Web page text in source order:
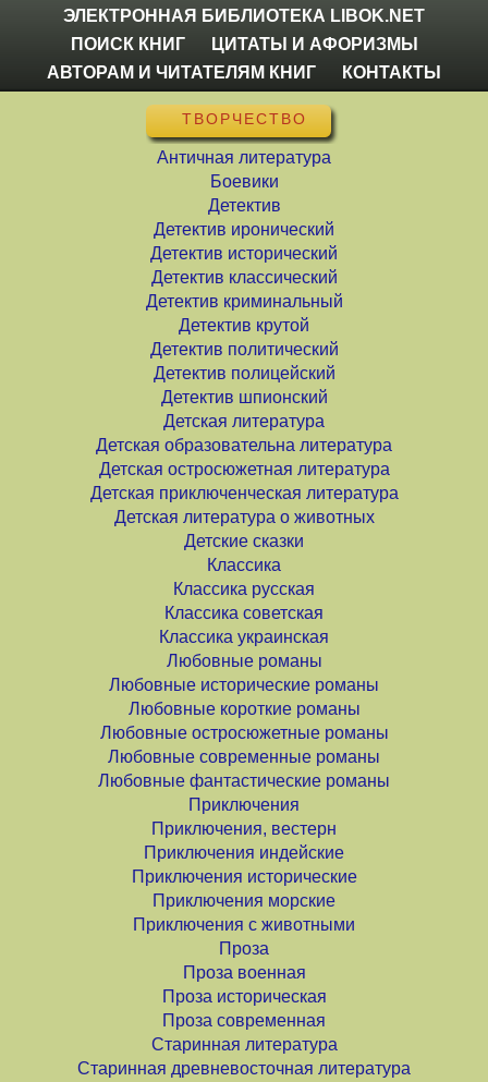
ЭЛЕКТРОННАЯ БИБЛИОТЕКА LIBOK.NET
ПОИСК КНИГ
ЦИТАТЫ И АФОРИЗМЫ
АВТОРАМ И ЧИТАТЕЛЯМ КНИГ
КОНТАКТЫ
ТВОРЧЕСТВО
Античная литература
Боевики
Детектив
Детектив иронический
Детектив исторический
Детектив классический
Детектив криминальный
Детектив крутой
Детектив политический
Детектив полицейский
Детектив шпионский
Детская литература
Детская образовательна литература
Детская остросюжетная литература
Детская приключенческая литература
Детская литература о животных
Детские сказки
Классика
Классика русская
Классика советская
Классика украинская
Любовные романы
Любовные исторические романы
Любовные короткие романы
Любовные остросюжетные романы
Любовные современные романы
Любовные фантастические романы
Приключения
Приключения, вестерн
Приключения индейские
Приключения исторические
Приключения морские
Приключения с животными
Проза
Проза военная
Проза историческая
Проза современная
Старинная литература
Старинная древневосточная литература